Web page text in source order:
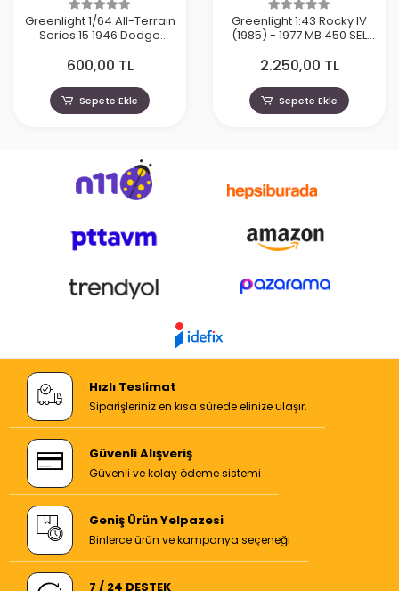
Greenlight 1/64 All-Terrain
Series 15 1946 Dodge
600,00 TL
Sepete Ekle
Greenlight 1:43 Rocky IV
(1985) - 1977 MB 450 SEL
2.250,00 TL
Sepete Ekle
Hızlı Teslimat
Siparişleriniz en kısa sürede elinize ulaşır.
Güvenli Alışveriş
Güvenli ve kolay ödeme sistemi
Geniş Ürün Yelpazesi
Binlerce ürün ve kampanya seçeneği
7 / 24 DESTEK